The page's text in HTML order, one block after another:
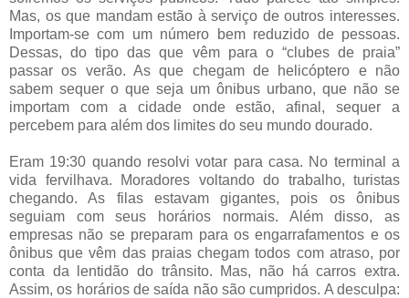
Mas, os que mandam estão à serviço de outros interesses.
Importam-se com um número bem reduzido de pessoas.
Dessas, do tipo das que vêm para o “clubes de praia”
passar os verão. As que chegam de helicóptero e não
sabem sequer o que seja um ônibus urbano, que não se
importam com a cidade onde estão, afinal, sequer a
percebem para além dos limites do seu mundo dourado.
Eram 19:30 quando resolvi votar para casa. No terminal a
vida fervilhava. Moradores voltando do trabalho, turistas
chegando. As filas estavam gigantes, pois os ônibus
seguiam com seus horários normais. Além disso, as
empresas não se preparam para os engarrafamentos e os
ônibus que vêm das praias chegam todos com atraso, por
conta da lentidão do trânsito. Mas, não há carros extra.
Assim, os horários de saída não são cumpridos. A desculpa: